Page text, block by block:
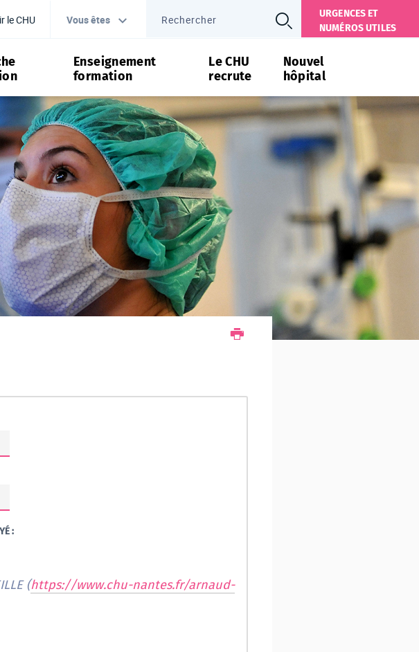
le CHU Vous êtes
URGENCES ET
NUMÉROS UTILES
Enseignement
formation
Le CHU
recrute
Nouvel
hôpital
:
Je vous recommande cette page : Pr Arnaud BOURREILLE (https://www.chu-nantes.fr/arnaud-